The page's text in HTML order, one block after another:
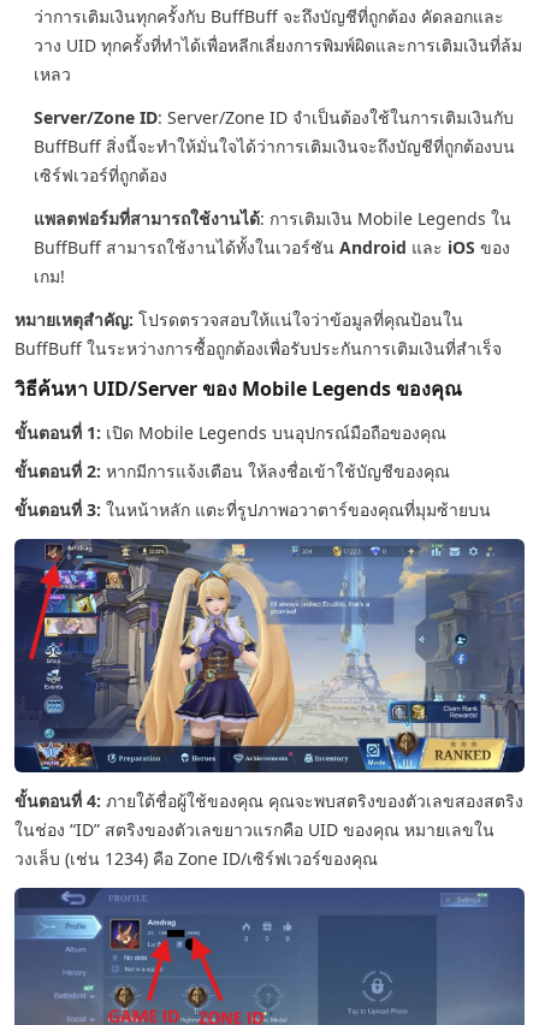
ว่าการเติมเงินทุกครั้งกับ BuffBuff จะถึงบัญชีที่ถูกต้อง คัดลอกและ
วาง UID ทุกครั้งที่ทำได้เพื่อหลีกเลี่ยงการพิมพ์ผิดและการเติมเงินที่ล้ม
เหลว
Server/Zone ID: Server/Zone ID จำเป็นต้องใช้ในการเติมเงินกับ
BuffBuff สิ่งนี้จะทำให้มั่นใจได้ว่าการเติมเงินจะถึงบัญชีที่ถูกต้องบน
เซิร์ฟเวอร์ที่ถูกต้อง
แพลตฟอร์มที่สามารถใช้งานได้: การเติมเงิน Mobile Legends ใน
BuffBuff สามารถใช้งานได้ทั้งในเวอร์ชัน Android และ iOS ของ
เกม!
หมายเหตุสำคัญ: โปรดตรวจสอบให้แน่ใจว่าข้อมูลที่คุณป้อนใน
BuffBuff ในระหว่างการซื้อถูกต้องเพื่อรับประกันการเติมเงินที่สำเร็จ
วิธีค้นหา UID/Server ของ Mobile Legends ของคุณ
ขั้นตอนที่ 1: เปิด Mobile Legends บนอุปกรณ์มือถือของคุณ
ขั้นตอนที่ 2: หากมีการแจ้งเตือน ให้ลงชื่อเข้าใช้บัญชีของคุณ
ขั้นตอนที่ 3: ในหน้าหลัก แตะที่รูปภาพอวาตาร์ของคุณที่มุมซ้ายบน
ขั้นตอนที่ 4: ภายใต้ชื่อผู้ใช้ของคุณ คุณจะพบสตริงของตัวเลขสองสตริง
ในช่อง “ID” สตริงของตัวเลขยาวแรกคือ UID ของคุณ หมายเลขใน
วงเล็บ (เช่น 1234) คือ Zone ID/เซิร์ฟเวอร์ของคุณ